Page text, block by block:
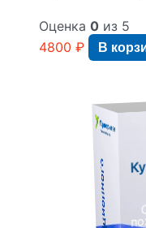
Оценка 0 из 5
4800 ₽ В